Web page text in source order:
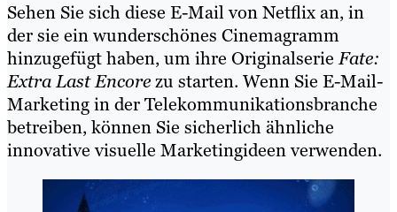
Sehen Sie sich diese E-Mail von Netflix an, in
der sie ein wunderschönes Cinemagramm
hinzugefügt haben, um ihre OriginalserieFate:
Extra Last Encorezu starten. Wenn Sie E-Mail-
Marketing in der Telekommunikationsbranche
betreiben, können Sie sicherlich ähnliche
innovative visuelle Marketingideen verwenden.